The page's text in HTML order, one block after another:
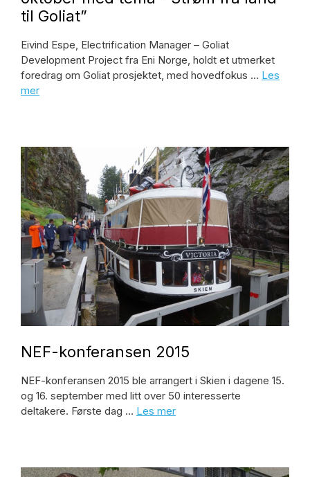
til Goliat”
Eivind Espe, Electrification Manager – Goliat
Development Project fra Eni Norge, holdt et utmerket
foredrag om Goliat prosjektet, med hovedfokus … Les
mer
NEF-konferansen 2015
NEF-konferansen 2015 ble arrangert i Skien i dagene 15.
og 16. september med litt over 50 interesserte
deltakere. Første dag … Les mer